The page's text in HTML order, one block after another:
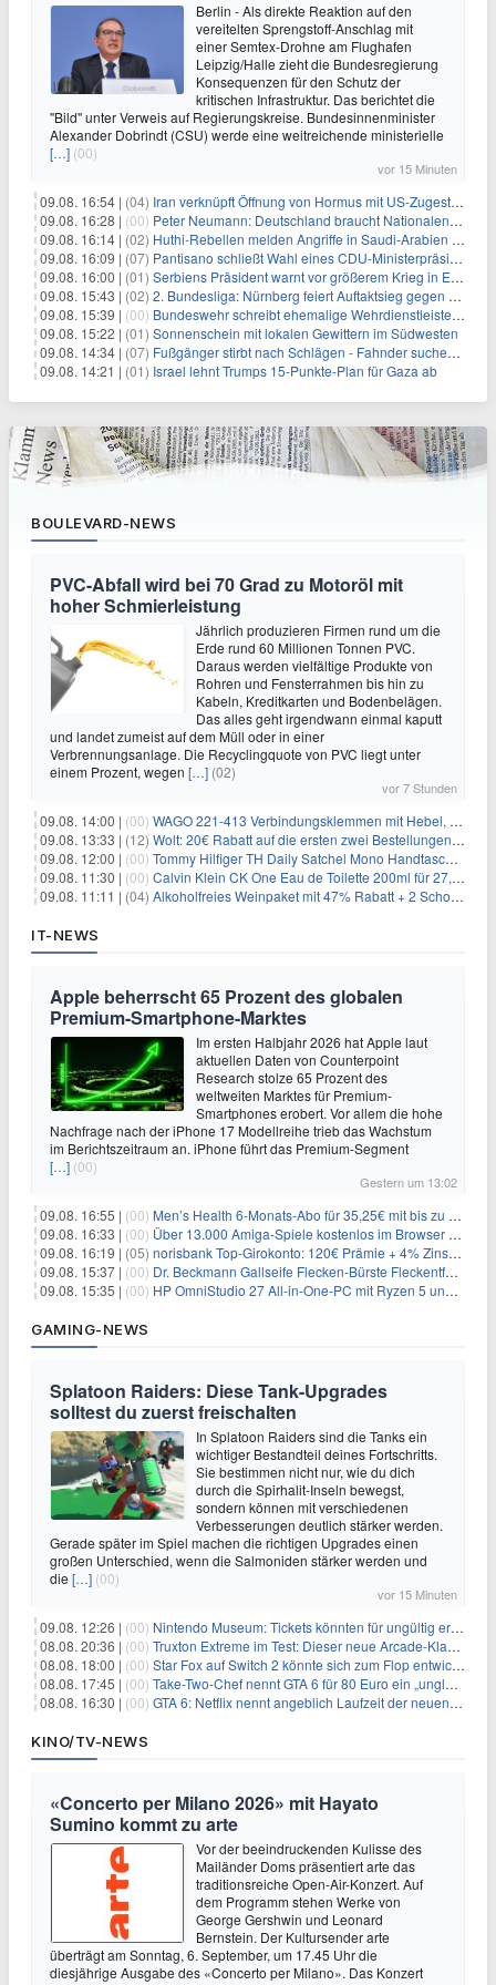
Berlin - Als direkte Reaktion auf den
vereitelten Sprengstoff-Anschlag mit
einer Semtex-Drohne am Flughafen
Leipzig/Halle zieht die Bundesregierung
Konsequenzen für den Schutz der
kritischen Infrastruktur. Das berichtet die
"Bild" unter Verweis auf Regierungskreise. Bundesinnenminister
Alexander Dobrindt (CSU) werde eine weitreichende ministerielle
[…] (00)
vor 15 Minuten
09.08. 16:54 | (04) Iran verknüpft Öffnung von Hormus mit US-Zugeständnissen
09.08. 16:28 | (00) Peter Neumann: Deutschland braucht Nationalen Sicherheitsberater
09.08. 16:14 | (02) Huthi-Rebellen melden Angriffe in Saudi-Arabien und im Jemen
09.08. 16:09 | (07) Pantisano schließt Wahl eines CDU-Ministerpräsident nicht aus
09.08. 16:00 | (01) Serbiens Präsident warnt vor größerem Krieg in Europa
09.08. 15:43 | (02) 2. Bundesliga: Nürnberg feiert Auftaktsieg gegen Dresden
09.08. 15:39 | (00) Bundeswehr schreibt ehemalige Wehrdienstleistende an
09.08. 15:22 | (01) Sonnenschein mit lokalen Gewittern im Südwesten
09.08. 14:34 | (07) Fußgänger stirbt nach Schlägen - Fahnder suchen Autofahrer
09.08. 14:21 | (01) Israel lehnt Trumps 15-Punkte-Plan für Gaza ab
BOULEVARD-NEWS
PVC-Abfall wird bei 70 Grad zu Motoröl mit
hoher Schmierleistung
Jährlich produzieren Firmen rund um die
Erde rund 60 Millionen Tonnen PVC.
Daraus werden vielfältige Produkte von
Rohren und Fensterrahmen bis hin zu
Kabeln, Kreditkarten und Bodenbelägen.
Das alles geht irgendwann einmal kaputt
und landet zumeist auf dem Müll oder in einer
Verbrennungsanlage. Die Recyclingquote von PVC liegt unter
einem Prozent, wegen […] (02)
vor 7 Stunden
09.08. 14:00 | (00) WAGO 221-413 Verbindungsklemmen mit Hebel, 50 Stück für 14,99€
09.08. 13:33 | (12) Wolt: 20€ Rabatt auf die ersten zwei Bestellungen für Neukunden
09.08. 12:00 | (00) Tommy Hilfiger TH Daily Satchel Mono Handtasche für 73,97€
09.08. 11:30 | (00) Calvin Klein CK One Eau de Toilette 200ml für 27,99€
09.08. 11:11 | (04) Alkoholfreies Weinpaket mit 47% Rabatt + 2 Schott Zwiesel Gläser GRATIS für 29,99€
IT-NEWS
Apple beherrscht 65 Prozent des globalen
Premium-Smartphone-Marktes
Im ersten Halbjahr 2026 hat Apple laut
aktuellen Daten von Counterpoint
Research stolze 65 Prozent des
weltweiten Marktes für Premium-
Smartphones erobert. Vor allem die hohe
Nachfrage nach der iPhone 17 Modellreihe trieb das Wachstum
im Berichtszeitraum an. iPhone führt das Premium-Segment
[…] (00)
Gestern um 13:02
09.08. 16:55 | (00) Men’s Health 6-Monats-Abo für 35,25€ mit bis zu 30€ Gutschein
09.08. 16:33 | (00) Über 13.000 Amiga-Spiele kostenlos im Browser spielen
09.08. 16:19 | (05) norisbank Top-Girokonto: 120€ Prämie + 4% Zinsen p.a. (6 Monate)
09.08. 15:37 | (00) Dr. Beckmann Gallseife Flecken-Bürste Fleckentferner 250 ml für 1,25€
09.08. 15:35 | (00) HP OmniStudio 27 All-in-One-PC mit Ryzen 5 und 1 TB SSD für 699€
GAMING-NEWS
Splatoon Raiders: Diese Tank-Upgrades
solltest du zuerst freischalten
In Splatoon Raiders sind die Tanks ein
wichtiger Bestandteil deines Fortschritts.
Sie bestimmen nicht nur, wie du dich
durch die Spirhalit-Inseln bewegst,
sondern können mit verschiedenen
Verbesserungen deutlich stärker werden.
Gerade später im Spiel machen die richtigen Upgrades einen
großen Unterschied, wenn die Salmoniden stärker werden und
die […] (00)
vor 15 Minuten
09.08. 12:26 | (00) Nintendo Museum: Tickets könnten für ungültig erklärt werden!
08.08. 20:36 | (00) Truxton Extreme im Test: Dieser neue Arcade-Klassiker verzeiht dir gar nichts
08.08. 18:00 | (00) Star Fox auf Switch 2 könnte sich zum Flop entwickeln
08.08. 17:45 | (00) Take-Two-Chef nennt GTA 6 für 80 Euro ein „unglaubliches Schnäppchen“
08.08. 16:30 | (00) GTA 6: Netflix nennt angeblich Laufzeit der neuen Gameplay-Präsentation
KINO/TV-NEWS
«Concerto per Milano 2026» mit Hayato
Sumino kommt zu arte
Vor der beeindruckenden Kulisse des
Mailänder Doms präsentiert arte das
traditionsreiche Open-Air-Konzert. Auf
dem Programm stehen Werke von
George Gershwin und Leonard
Bernstein. Der Kultursender arte
überträgt am Sonntag, 6. September, um 17.45 Uhr die
diesjährige Ausgabe des «Concerto per Milano». Das Konzert